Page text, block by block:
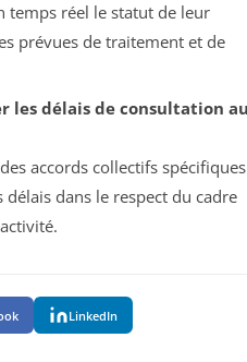
temps réel le statut de leur
prévues de traitement et de
les délais de consultation
accords collectifs spécifiques
dans le respect du cadre
LinkedIn